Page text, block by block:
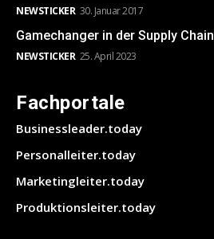
NEWSTICKER 30. Januar 2017
Gamechanger in der Supply Chain
NEWSTICKER 25. April 2023
Fachportale
Businessleader.today
Personalleiter.today
Marketingleiter.today
Produktionsleiter.today